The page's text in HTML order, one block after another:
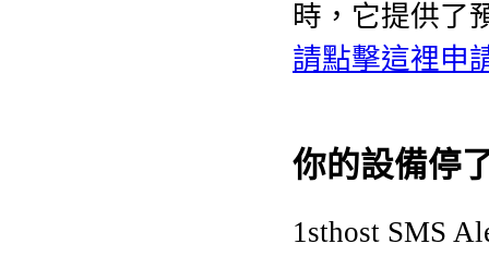
時，它提供了
請點擊這裡申
你的設備停
1sthost SMS